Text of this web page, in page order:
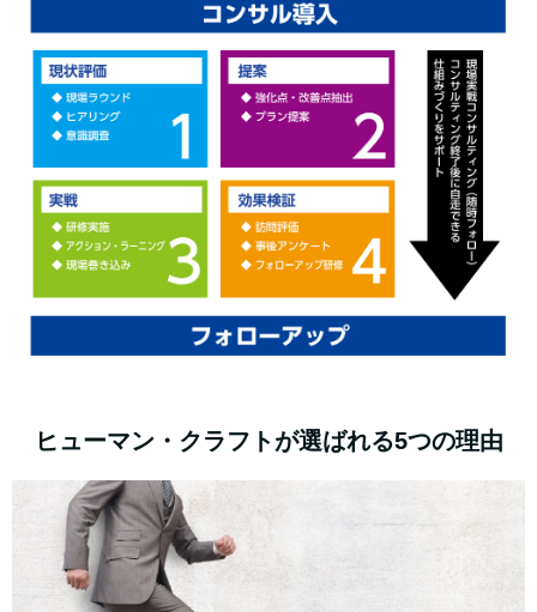
ヒューマン・クラフトが選ばれる5つの理由